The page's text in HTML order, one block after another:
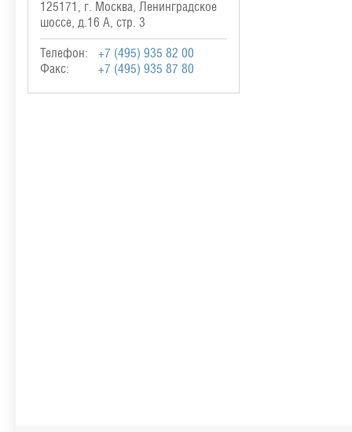
125171, г. Москва, Ленинградское
шоссе, д.16 А, стр. 3
Телефон:
+7 (495) 935 82 00
Факс:
+7 (495) 935 87 80